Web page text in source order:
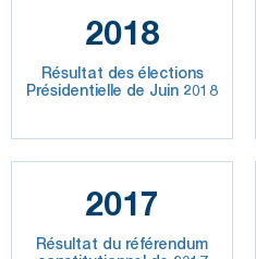
2018
Résultat des élections
Présidentielle de Juin 2018
2017
Résultat du référendum